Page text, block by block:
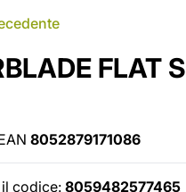
FLAT
8052879171086
codice: 8059482577465